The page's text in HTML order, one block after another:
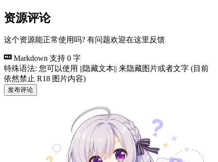
资源评论
这个资源能正常使用吗? 有问题欢迎在这里反馈
Markdown 支持 0 字
特殊语法: 您可以使用 ||隐藏文本|| 来隐藏图片或者文字 (目前
依然禁止 R18 图片内容)
发布评论